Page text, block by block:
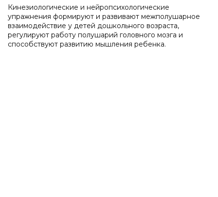
Кинезиологические и нейропсихологические
упражнения формируют и развивают межполушарное
взаимодействие у детей дошкольного возраста,
регулируют работу полушарий головного мозга и
способствуют развитию мышления ребенка.